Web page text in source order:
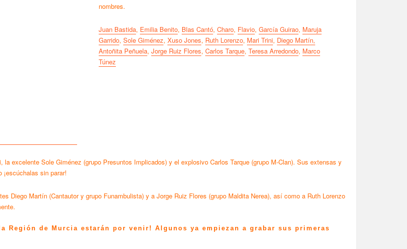
nombres.
Juan Bastida, Emilia Benito, Blas Cantó, Charo, Flavio, García Guirao, Maruja
Garrido, Sole Giménez, Xuso Jones, Ruth Lorenzo, Mari Trini, Diego Martín,
Antoñita Peñuela, Jorge Ruiz Flores, Carlos Tarque, Teresa Arredondo, Marco
Túnez
excelente Sole Giménez (grupo Presuntos Implicados) y el explosivo Carlos Tarque (grupo M-Clan). Sus extensas y
sin parar!
Diego Martín (Cantautor y grupo Funambulista) y a Jorge Ruiz Flores (grupo Maldita Nerea), así como a Ruth Lorenzo
Región de Murcia estarán por venir! Algunos ya empiezan a grabar sus primeras